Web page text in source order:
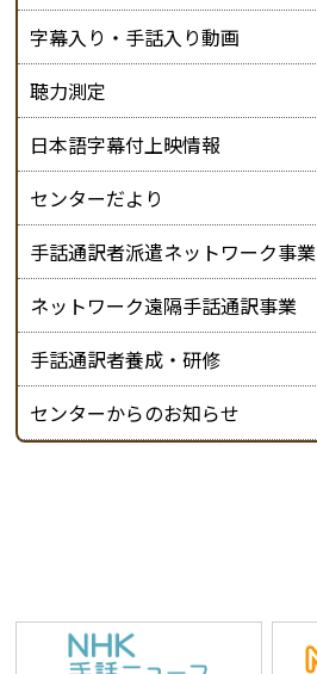
字幕入り・手話入り動画
聴力測定
日本語字幕付上映情報
センターだより
手話通訳者派遣ネットワーク事業
ネットワーク遠隔手話通訳事業
手話通訳者養成・研修
センターからのお知らせ